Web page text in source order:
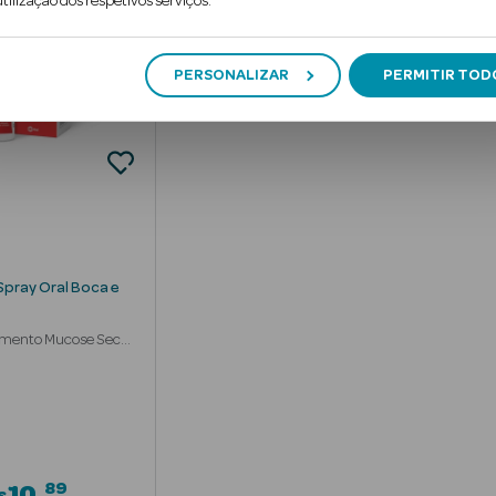
PERSONALIZAR PERMITIR
Oral Boca e
Mucose Seca
89